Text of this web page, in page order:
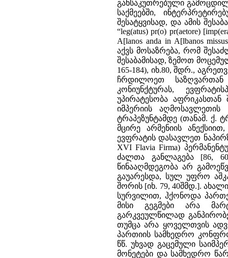
განსაკუთრებული
საქმეებში,
შესატყვისად, და ამის
“leg(atus) pr(o) pr(aetore)
A[lanos anda in A[lbanos
აქვს მოსაზრება, რომ
შესაბამისად, ზემოთ
165-184), იხ.80, შდრ.,
ჩრდილოეთ საზღვართან
კონიუნქტურას,
უპირატესობა
იმპერიის
ტრაპეზუნტამდე (თანამ. ქ.
მცირე არმენიის
ევფრატის დასავლეთ
XVI Flavia Firma)
ძალთა განლაგება [86,
წინააღმდეგობა არ
გაუარესდა, სულ უფრო
შორის [იხ. 79, 40შმდ.].
სურვილით, ჰქონოდა
მისი გეგმები არა
გარკვეულწილად
თუმცა არა ყოველთვის
პართიის სამხედრო
წწ. უხვად გაცემული
მონეტები და სამხედრო